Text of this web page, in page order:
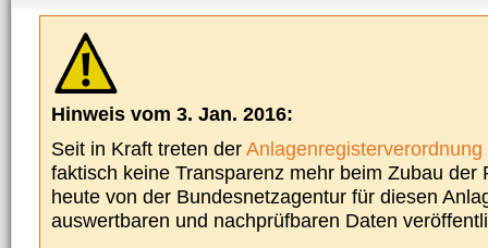
Hinweis vom 3. Jan. 2016:
Seit in Kraft treten derAnlagenregisterverordnung
faktisch keine Transparenz mehr beim Zubau der
heute von der Bundesnetzagentur für diesen
auswertbaren und nachprüfbaren Daten